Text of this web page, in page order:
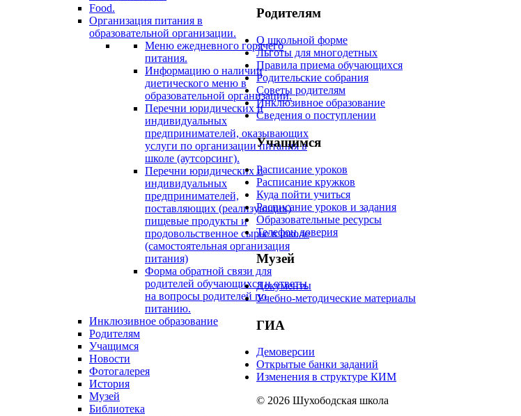
Food.
Организация питания в
образовательной организации.
Меню ежедневного горячего
питания.
Информацию о наличии
диетического меню в
образовательной организации.
Перечни юридических и
индивидуальных
предпринимателей, оказывающих
услуги по организации питания в
школе (аутсорсинг).
Перечни юридических и
индивидуальных
предпринимателей,
поставляющих (реализующих)
пищевые продукты и
продовольственное сырье в школе
(самостоятельная организация
питания)
Форма обратной связи для
родителей обучающихся и ответы
на вопросы родителей по
питанию.
Инклюзивное образование
Родителям
Учащимся
Новости
Фотогалерея
История
Музей
Библиотека
Родителям
О школьной форме
Льготы для многодетных
Правила приема обучающихся
Родительские собрания
Советы родителям
Инклюзивное образование
Сведения о поступлении
Учащимся
Расписание уроков
Расписание кружков
Куда пойти учиться
Расписание уроков и задания
Образовательные ресурсы
Телефон доверия
Музей
Документы
Учебно-методические материалы
ГИА
Демоверсии
Открытые банки заданий
Изменения в структуре КИМ
© 2026 Шухободская школа